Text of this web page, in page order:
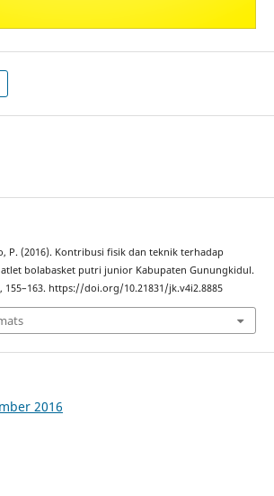
P. (2016). Kontribusi fisik dan teknik terhadap
bolabasket putri junior Kabupaten Gunungkidul.
155–163. https://doi.org/10.21831/jk.v4i2.8885
2016